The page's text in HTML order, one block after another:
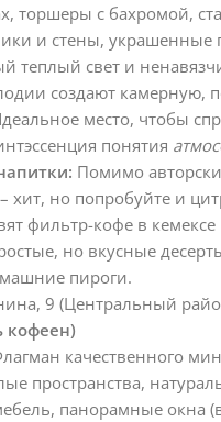
торшеры с бахромой,
и стены, украшенные
теплый свет и
создают камерную,
место, чтобы
понятия
Помимо
хит, но попробуйте и
фильтр-кофе в
но вкусные
пироги.
9 (Центральный
кофеен)
качественного
пространства,
панорамные окна